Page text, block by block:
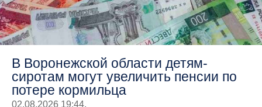
В Воронежской области детям-
сиротам могут увеличить пенсии по
потере кормильца
02.08.2026 19:44.